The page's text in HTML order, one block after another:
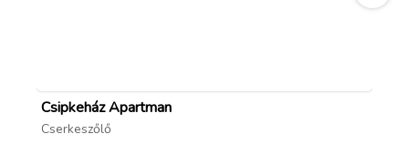
Csipkeház Apartman
Cserkeszőlő